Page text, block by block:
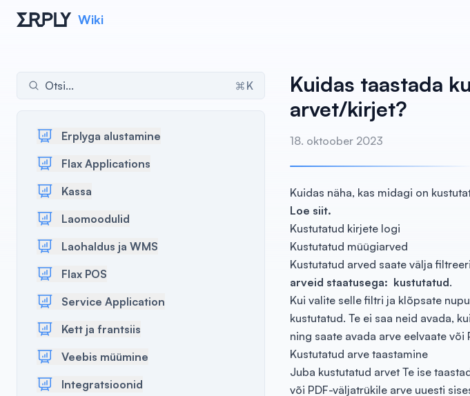
Wiki
Otsi... K
Erplyga alustamine
Flax Applications
Kassa
Laomoodulid
Laohaldus ja WMS
Flax POS
Service Application
Kett ja frantsiis
Veebis müümine
Integratsioonid
Kuidas taastada
arvet/kirjet?
18. oktoober 2023
Kuidas näha, kas midagi on
Loe siit.
Kustutatud kirjete logi
Kustutatud müügiarved
Kustutatud arved saate välja
arveid staatusega: kustutatud.
Kui valite selle filtri ja klõpsate
kustutatud. Te ei saa neid avada,
ning saate avada arve eelvaate või
Kustutatud arve taastamine
Juba kustutatud arvet Te ise
või PDF-väljatrükile arve uuesti